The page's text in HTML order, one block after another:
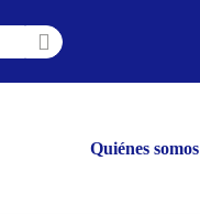
Quiénes somos